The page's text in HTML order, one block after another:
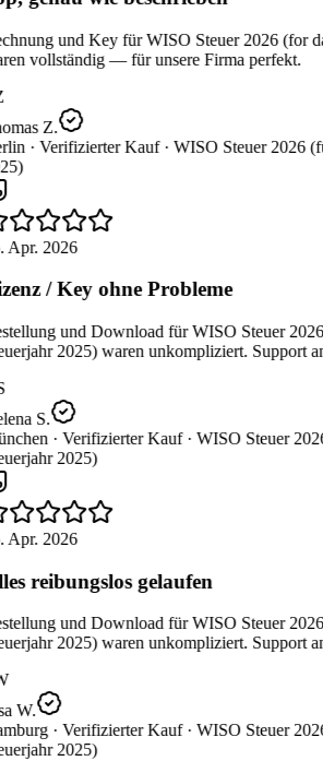
und Key für WISO Steuer 2026 (for
vollständig — für unsere Firma perfekt.
Z.
· Verifizierter Kauf · WISO Steuer 2026
Apr. 2026
/ Key ohne Probleme
und Download für WISO Steuer 2026
2025) waren unkompliziert. Support
S.
· Verifizierter Kauf · WISO Steuer
2025)
Apr. 2026
reibungslos gelaufen
und Download für WISO Steuer 2026
2025) waren unkompliziert. Support
W.
· Verifizierter Kauf · WISO Steuer
2025)